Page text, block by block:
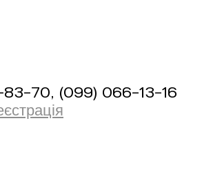
70, (099) 066-13-16